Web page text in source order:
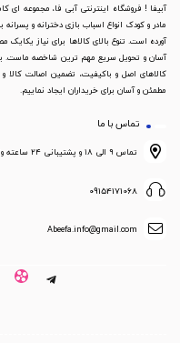
آبیفا ! فروشگاه اینترنتی آبی فا، مجموعه ای
مادر و کودک انواع اسباب بازی دخترانه و
آورده است. تنوع بالای کالاها برای نیاز
آسان و تحویل سریع مهم ترین شاخصه ماست. با
مطمئن و آسان برای خریداران ایجاد نماییم.
تماس با ما
تماس ۹ الی ۱۸ و پشتیبانی ۲۴ ساعته واتساپ
09154171068
Abeefa.info@gmail.com